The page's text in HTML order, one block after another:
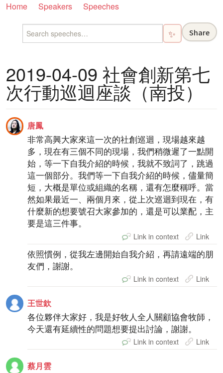
Home Speakers Speeches
✨ Share
2019-04-09 社會創新第七
次行動巡迴座談（南投）
唐鳳
非常高興大家來這一次的社創巡迴，現場越來越
多，現在有三個不同的現場，我們稍微遲了一點開
始，等一下自我介紹的時候，我就不致詞了，跳過
這一個部分。我們等一下自我介紹的時候，儘量簡
短，大概是單位或組織的名稱，還有怎麼稱呼。當
然如果最近一、兩個月來，從上次巡迴到現在，有
什麼新的想要號召大家參加的，還是可以業配，主
要是這三件事。
Link in context Link
依照慣例，從我左邊開始自我介紹，再請遠端的朋
友們，謝謝。
Link in context Link
王世欽
各位夥伴大家好，我是好牧人全人關顧協會牧師，
今天還有延續性的問題想要提出討論，謝謝。
Link in context Link
蔡月雲